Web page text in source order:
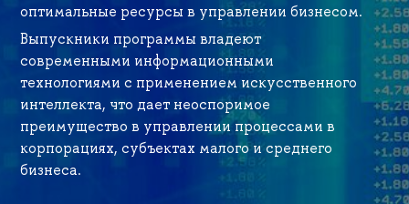
оптимальные ресурсы в управлении бизнесом.
Выпускники программы владеют
современными информационными
технологиями с применением искусственного
интеллекта, что дает неоспоримое
преимущество в управлении процессами в
корпорациях, субъектах малого и среднего
бизнеса.